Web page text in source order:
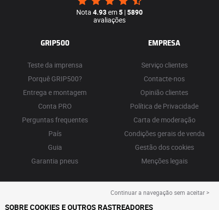
Nota 4.93em5 |5890
avaliações
GRIP500
Teste da imprensa
Porquê GRIP500?
Entrega e montagem
Conta PRO
Perguntas frequentes
País
Guia
Garantia pneus
EMPRESA
Serviço clientes
Contacte-nos
Opinião clientes
Política de Privacidade
Carta de moderação
Condições gerais de venda
Gestão dos cookies
Menções legais
Continuar a navegação sem aceitar >
SOBRE COOKIES E OUTROS RASTREADORES